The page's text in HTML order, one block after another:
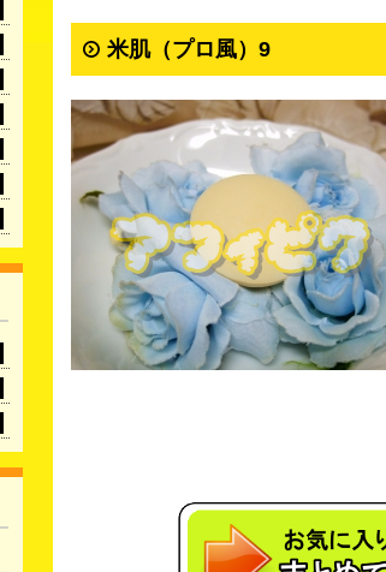
米肌（プロ風）9